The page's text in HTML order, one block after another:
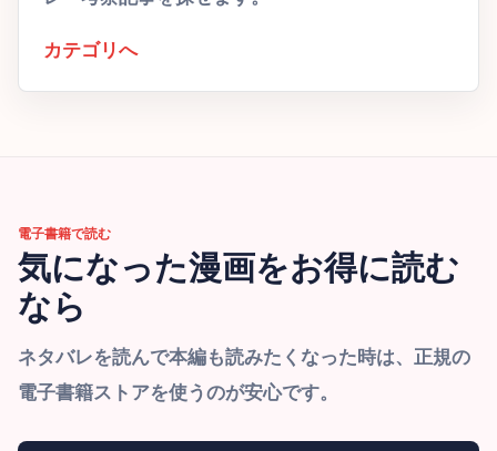
カテゴリへ
電子書籍で読む
気になった漫画をお得に読む
なら
ネタバレを読んで本編も読みたくなった時は、正規の
電子書籍ストアを使うのが安心です。